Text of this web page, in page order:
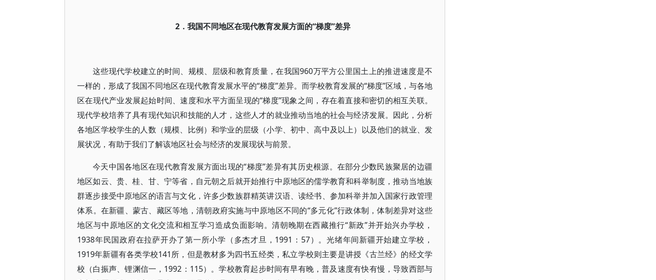
2．我国不同地区在现代教育发展方面的“梯度”差异
这些现代学校建立的时间、规模、层级和教育质量，在我国960万平方公里国土上的推进速度是不
一样的，形成了我国不同地区在现代教育发展水平的“梯度”差异。而学校教育发展的“梯度”区域，与各地
区在现代产业发展起始时间、速度和水平方面呈现的“梯度”现象之间，存在着直接和密切的相互关联。
现代学校培养了具有现代知识和技能的人才，这些人才的就业推动当地的社会与经济发展。因此，分析
各地区学校学生的人数（规模、比例）和学业的层级（小学、初中、高中及以上）以及他们的就业、发
展状况，有助于我们了解该地区社会与经济的发展现状与前景。
今天中国各地区在现代教育发展方面出现的“梯度”差异有其历史根源。在部分少数民族聚居的边疆
地区如云、贵、桂、甘、宁等省，自元朝之后就开始推行中原地区的儒学教育和科举制度，推动当地族
群逐步接受中原地区的语言与文化，许多少数族群精英讲汉语、读经书、参加科举并加入国家行政管理
体系。在新疆、蒙古、藏区等地，清朝政府实施与中原地区不同的“多元化”行政体制，体制差异对这些
地区与中原地区的文化交流和相互学习造成负面影响。清朝晚期在西藏推行“新政”并开始兴办学校，
1938年民国政府在拉萨开办了第一所小学（多杰才旦，1991：57）。光绪年间新疆开始建立学校，
1919年新疆有各类学校141所，但是教材多为四书五经类，私立学校则主要是讲授《古兰经》的经文学
校（白振声、锂渊信一，1992：115）。学校教育起步时间有早有晚，普及速度有快有慢，导致西部与